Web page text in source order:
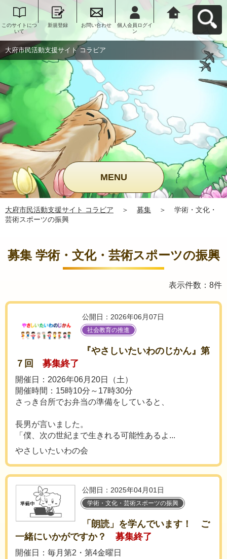
このサイトにつ
いて
新規登録 お問い合わせ
個人会員ログイ
ン
大府市民活動支
援サイト コラビ
アへ戻る
大府市民活動支援サイト コラビア
MENU
大府市民活動支援サイト コラビア ＞ 募集 ＞
学術・文化・
芸術スポーツの振興
募集 学術・文化・芸術スポーツの振興
表示件数：8件
公開日：2026年06月07日
社会教育の推進
『やさしいたいわのじかん』第
７回
募集終了
開催日：2026年06月20日（土）
開催時間：15時10分～17時30分
さっき台所でお弁当の準備をしていると、
長男が言いました。
「僕、次の世紀まで生きれる可能性あるよ...
やさしいたいわの会
公開日：2025年04月01日
学術・文化・芸術スポーツの振興
「朗読」を学んでいます！ ご
一緒にいかがですか？
募集終了
開催日：毎月第2・第4金曜日